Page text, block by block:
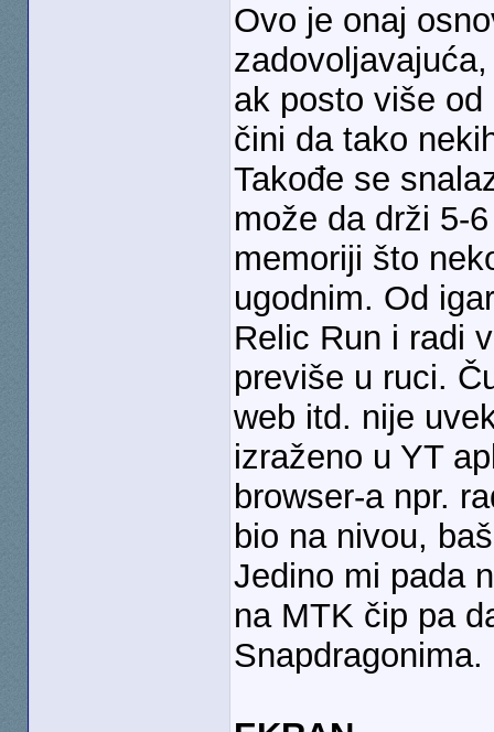
Ovo je onaj
ak posto više
čini da tako
Takođe se
može da drži 5-
memoriji što
ugodnim. Od
Relic Run i radi
previše u ruci.
web itd. nije
izraženo u YT
browser-a npr.
bio na nivou,
Jedino mi pada
na MTK čip pa
Snapdragonima.